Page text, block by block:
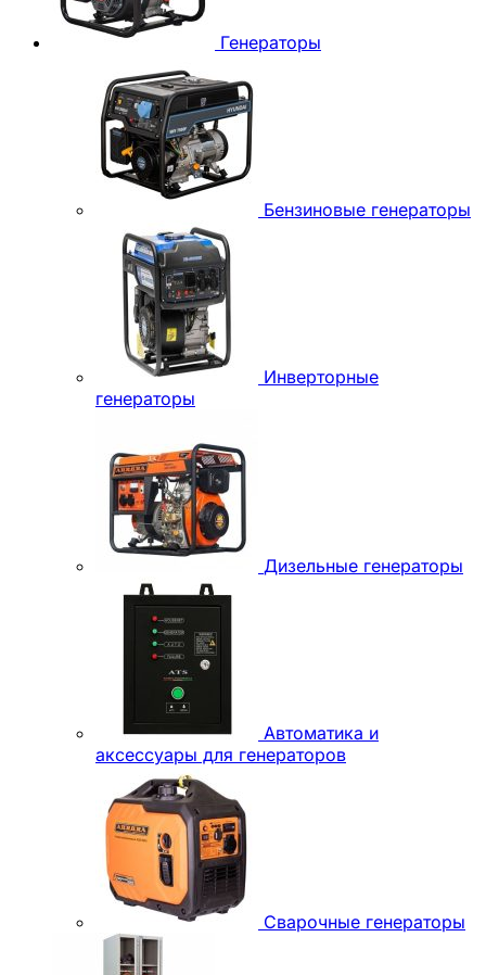
Генераторы
Бензиновые генераторы
Инверторные
генераторы
Дизельные генераторы
Автоматика и
аксессуары для генераторов
Сварочные генераторы